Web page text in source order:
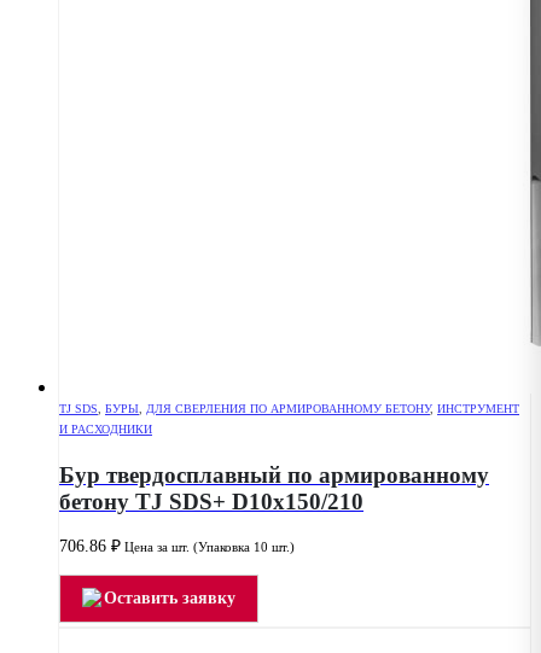
TJ SDS, БУРЫ, ДЛЯ СВЕРЛЕНИЯ ПО АРМИРОВАННОМУ БЕТОНУ, ИНСТРУМЕНТ
И РАСХОДНИКИ
Бур твердосплавный по армированному
бетону TJ SDS+ D10x150/210
706.86 ₽ Цена за шт. (Упаковка 10 шт.)
Оставить заявку